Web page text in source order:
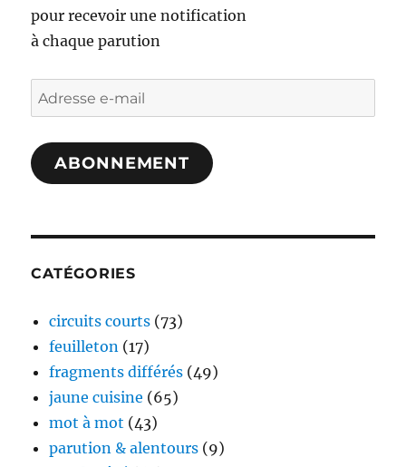
pour recevoir une notification
à chaque parution
Adresse
e-
mail
ABONNEMENT
CATÉGORIES
circuits courts (73)
feuilleton (17)
fragments différés (49)
jaune cuisine (65)
mot à mot (43)
parution & alentours (9)